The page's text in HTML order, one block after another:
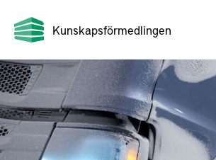
Kunskapsförmedlingen